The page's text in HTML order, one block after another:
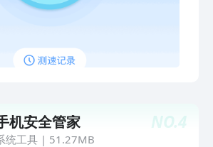
NO.4
机安全管家
统工具| 51.27MB